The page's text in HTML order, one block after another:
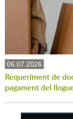
06.07.2026
Requeriment de
pagament del